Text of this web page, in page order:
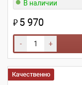
В наличии
₽5 970
- +
Качественно